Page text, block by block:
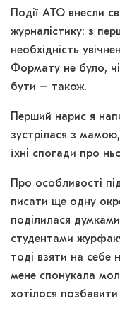
Події АТО внесли
журналістику: з
необхідність
Формату не було,
бути – також.
Перший нарис я
зустрілася з
їхні спогади про
Про особливості
писати ще одну
поділилася
студентами
тоді взяти на себе
мене спонукала
хотілося